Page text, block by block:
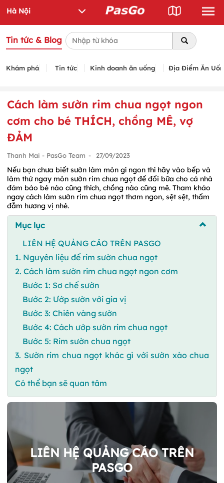
Tin tức & Blog
Khám phá Tin tức Kinh doanh ăn uống Địa Điểm Ăn
Cách làm sườn rim chua ngọt ngon
cơm cho bé THÍCH, chồng MÊ, vợ
ĐẢM
Thanh Mai - PasGo Team - 27/09/2023
Nếu bạn chưa biết sườn làm món gì ngon thì hãy vào bếp và
làm thử ngay món sườn rim chua ngọt để đổi bữa cho cả nhà
đảm bảo bé nào cũng thích, chồng nào cũng mê. Tham khảo
ngay cách làm sườn rim chua ngọt thơm ngon, sệt sệt, thấm
đẫm hương vị nhé.
Mục lục
LIÊN HỆ QUẢNG CÁO TRÊN PASGO
1. Nguyên liệu để rim sườn chua ngọt
2. Cách làm sườn rim chua ngọt ngon cơm
Bước 1: Sơ chế sườn
Bước 2: Ướp sườn với gia vị
Bước 3: Chiên vàng sườn
Bước 4: Cách ướp sườn rim chua ngọt
Bước 5: Rim sườn chua ngọt
3. Sườn rim chua ngọt khác gì với sườn xào chua
ngọt
Có thể bạn sẽ quan tâm
LIÊN HỆ QUẢNG CÁO TRÊN
PASGO